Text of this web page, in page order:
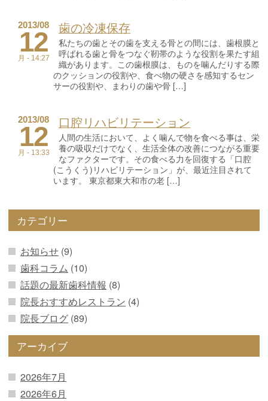
2013/08
12
月 - 14:27
歯の冷凍保存
私たちの歯とその歯を支える骨との間には、歯根膜と
呼ばれる歯と骨をつなぐ靭帯のような役割を果たす組
織があります。この歯根膜は、ものを噛んだりする際
のクッションの役割や、食べ物の硬さを感知するセン
サーの役割や、まわりの歯や骨 […]
2013/08
12
月 - 13:33
口腔リハビリテーション
人間の生活において、よく噛んで物を食べる事は、栄
養の吸収だけでなく、生活全体の改善につながる重要
なファクターです。その食べる力を回復する「口腔
(こうくう)リハビリテーション」が、最近注目されて
います。 東京都東大和市の老 […]
カテゴリー
お知らせ (9)
歯科コラム (10)
話題の最新歯科情報 (8)
院長おすすめレストラン (4)
院長ブログ (89)
アーカイブ
2026年7月
2026年6月